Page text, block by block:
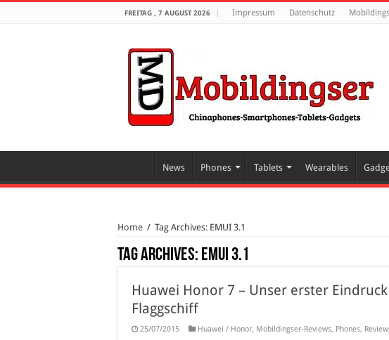
FREITAG , 7 AUGUST 2026 Impressum Datenschutz
News Phones Tablets Wearables
Home / Tag Archives: EMUI 3.1
Tag Archives: EMUI 3.1
Huawei Honor 7 – Unser erster
Flaggschiff
25/07/2015 Huawei / Honor, Mobildingser-Reviews, Phones,